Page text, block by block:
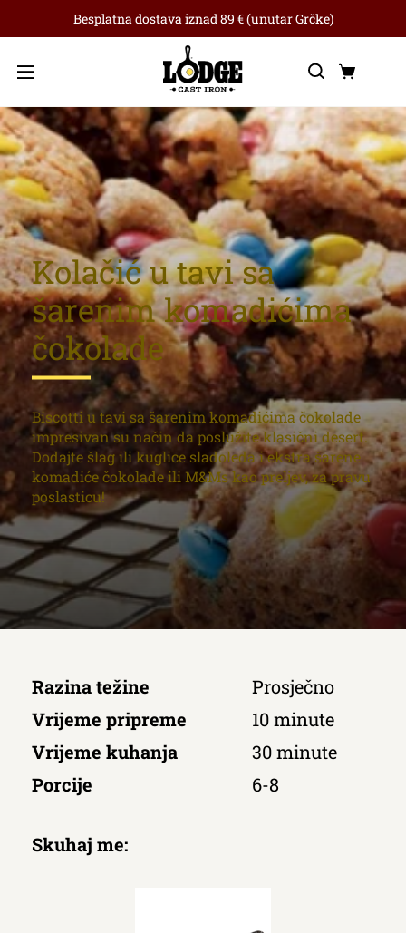
Besplatna dostava iznad 89 € (unutar Grčke)
Izbornik
Traži
Kolačić u tavi sa
šarenim komadićima
čokolade
Biscotti u tavi sa šarenim komadićima čokolade
impresivan su način da poslužite klasični desert.
Dodajte šlag ili kuglice sladoleda i ekstra šarene
komadiće čokolade ili M&Ms kao preljev, za pravu
poslasticu!
Razina težine
Prosječno
Vrijeme pripreme
10 minute
Vrijeme kuhanja
30 minute
Porcije
6-8
Skuhaj me: